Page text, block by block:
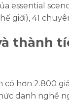
essential
giới), 41
thành
có hơn 2.800
danh nghề